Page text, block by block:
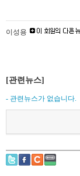
이성용
[관련뉴스]
- 관련뉴스가 없습니다.